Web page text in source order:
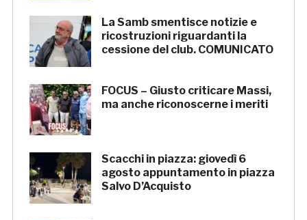
La Samb smentisce notizie e
ricostruzioni riguardanti la
cessione del club. COMUNICATO
FOCUS – Giusto criticare Massi,
ma anche riconoscerne i meriti
Scacchi in piazza: giovedì 6
agosto appuntamento in piazza
Salvo D’Acquisto